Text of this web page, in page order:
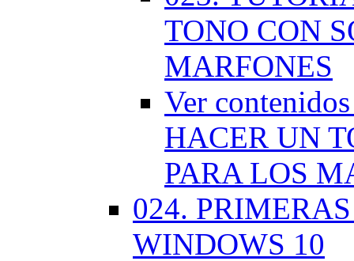
TONO CON
MARFONES
Ver
HACER UN
PARA LOS
024.
WINDOWS 10